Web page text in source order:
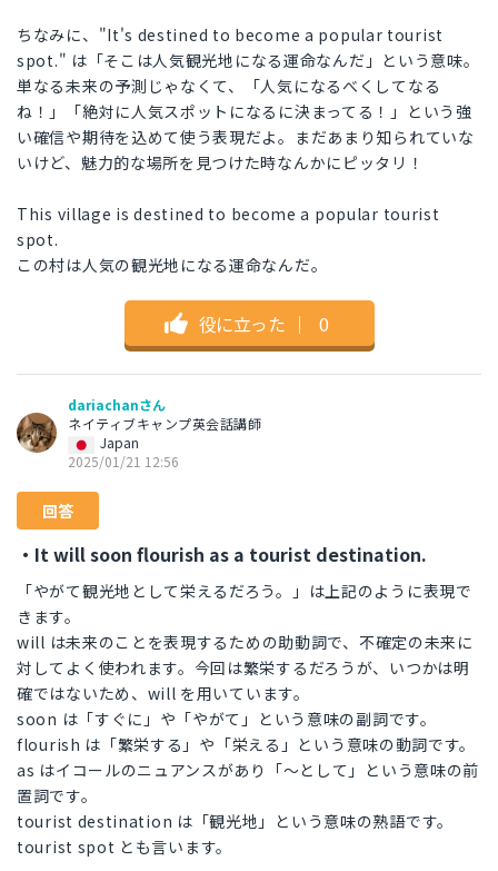
ちなみに、"It's destined to become a popular tourist
spot." は「そこは人気観光地になる運命なんだ」という意味。
単なる未来の予測じゃなくて、「人気になるべくしてなる
ね！」「絶対に人気スポットになるに決まってる！」という強
い確信や期待を込めて使う表現だよ。まだあまり知られていな
いけど、魅力的な場所を見つけた時なんかにピッタリ！
This village is destined to become a popular tourist
spot.
この村は人気の観光地になる運命なんだ。
役に立った ｜ 0
dariachanさん
ネイティブキャンプ英会話講師
Japan
2025/01/21 12:56
回答
・It will soon flourish as a tourist destination.
「やがて観光地として栄えるだろう。」は上記のように表現で
きます。
will は未来のことを表現するための助動詞で、不確定の未来に
対してよく使われます。今回は繁栄するだろうが、いつかは明
確ではないため、will を用いています。
soon は「すぐに」や「やがて」という意味の副詞です。
flourish は「繁栄する」や「栄える」という意味の動詞です。
as はイコールのニュアンスがあり「〜として」という意味の前
置詞です。
tourist destination は「観光地」という意味の熟語です。
tourist spot とも言います。